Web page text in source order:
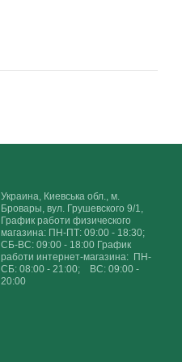
Украина, Киевська обл., м.
Бровары, вул. Грушевского 9/1,
График работи физического
магазина: ПН-ПТ: 09:00 - 18:30;
СБ-ВС: 09:00 - 18:00 График
работи интернет-магазина: ПН-
СБ: 08:00 - 21:00; ВС: 09:00 -
20:00